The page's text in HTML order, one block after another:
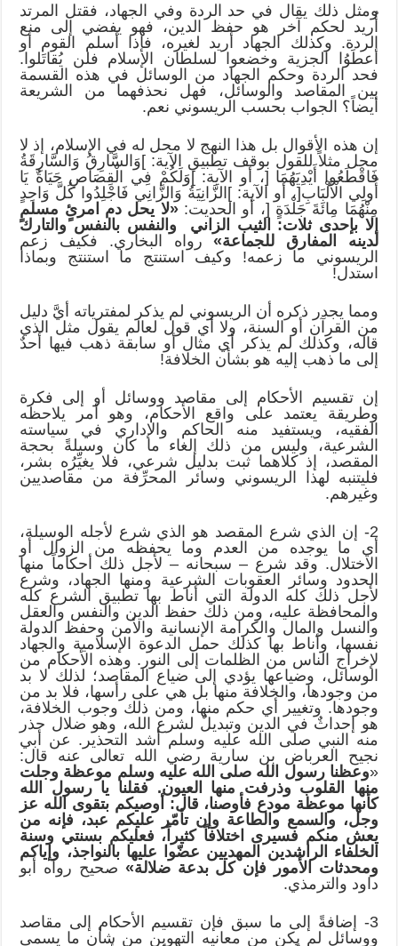
ومثل ذلك يقال في حد الردة وفي الجهاد، فقتل المرتد
أُريد لحكم آخر هو حفظ الدين، فهو يفضي إلى منع
الردة. وكذلك الجهاد أريد لغيره، فإذا أسلم القوم أو
أعطَوُا الجزية وخضعوا لسلطان الإسلام فلن يُقاتَلوا.
فحد الردة وحكم الجهاد من الوسائل في هذه القسمة
بين المقاصد والوسائل، فهل نحذفهما من الشريعة
أيضاً؟ الجواب بحسب الريسوني نعم.
إن هذه الأقوال بل هذا النهج لا محل له في الإسلام، إذ لا
محل مثلاً للقول بوقف تطبيق الآية: ]وَالسَّارِقُ وَالسَّارِقَةُ
فَاقْطَعُوا أَيْدِيَهُمَا [، أو الآية: ]وَلَكُمْ فِي الْقِصَاصِ حَيَاةٌ يَا
أُولِي الْأَلْبَابِ[، أو الآية: ]الزَّانِيَةُ وَالزَّانِي فَاجْلِدُوا كُلَّ وَاحِدٍ
مِنْهُمَا مِائَةَ جَلْدَةٍ [، أو الحديت:«لا يحل دم امرئٍ مسلمٍ
إلا بإحدى ثلات: الثيب الزاني والنفس بالنفس والتارك
لدينه المفارق للجماعة»رواه البخاري. فكيف زعم
الريسوني ما زعمه! وكيف استنتج ما استنتج وبماذا
استدل!
ومما يجدر ذكره أن الريسوني لم يذكر لمفترياته أيَّ دليل
من القرآن أو السنة، ولا أي قول لعالم يقول مثل الذي
قاله، وكذلك لم يذكر أي مثال أو سابقة ذهب فيها أحدٌ
إلى ما ذهب إليه هو بشأن الخلافة!
إن تقسيم الأحكام إلى مقاصد ووسائل أو إلى فكرة
وطريقة يعتمد على واقع الأحكام، وهو أمر يلاحظه
الفقيه، ويستفيد منه الحاكم والإداري في سياسته
الشرعية، وليس من ذلك إلغاء ما كان وسيلةً بحجة
المقصد، إذ كلاهما ثبت بدليل شرعي، فلا يغيِّرُه بشر،
فليتنبه لهذا الريسوني وسائر المحرِّفة من مقاصديين
وغيرهم.
2- إن الذي شرع المقصد هو الذي شرع لأجله الوسيلة،
أي ما يوجده من العدم وما يحفظه من الزوال أو
الاختلال. وقد شرع – سبحانه – لأجل ذلك أحكاماً منها
الحدود وسائر العقوبات الشرعية ومنها الجهاد، وشرع
لأجل ذلك كله الدولة التي أناط بها تطبيق الشرع كله
والمحافظة عليه، ومن ذلك حفظ الدين والنفس والعقل
والنسل والمال والكرامة الإنسانية والأمن وحفظ الدولة
نفسها، وأناط بها كذلك حمل الدعوة الإسلامية والجهاد
لإخراج الناس من الظلمات إلى النور. وهذه الأحكام من
الوسائل، وضياعها يؤدي إلى ضياع المقاصد؛ لذلك لا بد
من وجودها، والخلافة منها بل هي على رأسها، فلا بد من
وجودها. وتغيير أي حكم منها، ومن ذلك وجوب الخلافة،
هو إحداثٌ في الدين وتبديلٌ لشرع الله، وهو ضلال حذر
منه النبي صلى الله عليه وسلم أشد التحذير. عن أبي
نجيح العرباض بن سارية رضي الله تعالى عنه قال:
«وعظنا رسول الله صلى الله عليه وسلم موعظة وجلت
منها القلوب وذرفت منها العيون. فقلنا يا رسول الله
كأنها موعظة مودع فأوصنا، قال: أوصيكم بتقوى الله عز
وجل، والسمع والطاعة وإن تأمّر عليكم عبد، فإنه من
يعش منكم فسيرى اختلافاً كثيراً، فعليكم بسنتي وسنة
الخلفاء الراشدين المهديين عضّوا عليها بالنواجذ، وإياكم
ومحدثات الأمور فإن كل بدعة ضلالة» صحيح رواه أبو
داود والترمذي.
3- إضافةً إلى ما سبق فإن تقسيم الأحكام إلى مقاصد
ووسائل لم يكن من معانيه التهوين من شأن ما يسمى